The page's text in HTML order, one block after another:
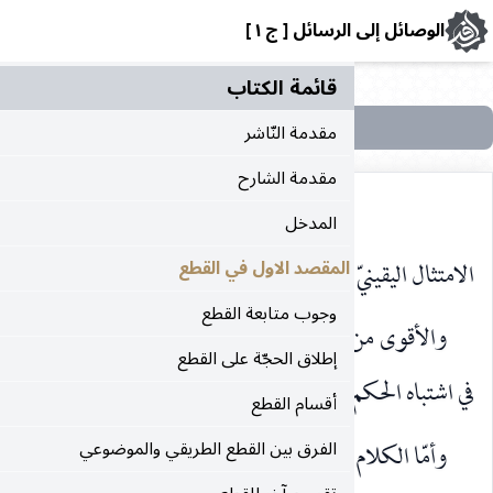
[ ج ١ ]
مقدمة الشارح
المقصد الاول في القطع
وجوب متابعة القطع
إطلاق الحجّة على القطع
أقسام القطع
الفرق بين القطع الطريقي والموضوعي
لخطاب مجمل.
الوجوه هو الوجه الثاني ثمّ الاول ثمّ الثالث ، هذا كلّه
من حيث الفعل المكلّف به.
في اشتباهه من حيث الشخص المكلّف بذلك